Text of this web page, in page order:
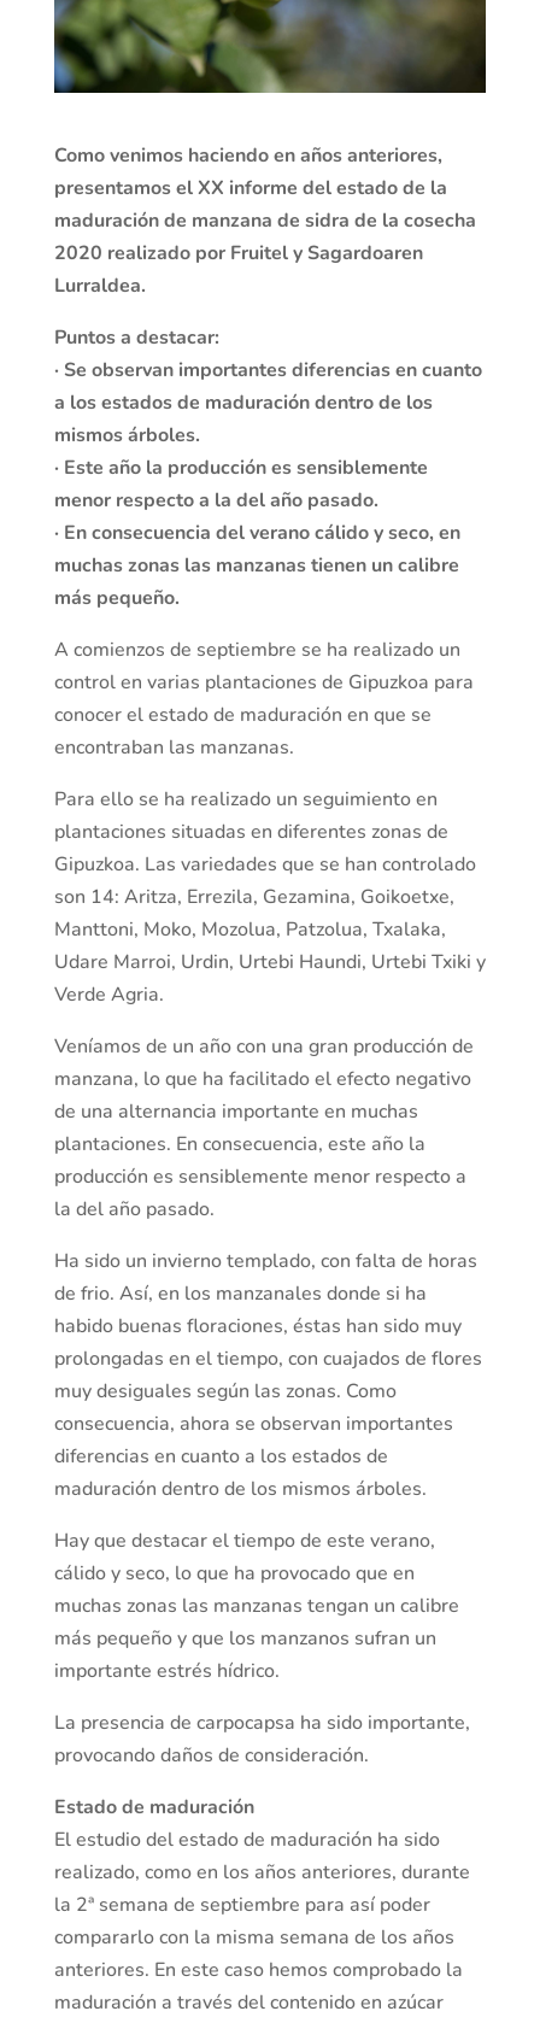
Como venimos haciendo en años anteriores,
presentamos el XX informe del estado de la
maduración de manzana de sidra de la cosecha
2020 realizado por Fruitel y Sagardoaren
Lurraldea.
Puntos a destacar:
· Se observan importantes diferencias en cuanto
a los estados de maduración dentro de los
mismos árboles.
· Este año la producción es sensiblemente
menor respecto a la del año pasado.
· En consecuencia del verano cálido y seco, en
muchas zonas las manzanas tienen un calibre
más pequeño.
A comienzos de septiembre se ha realizado un
control en varias plantaciones de Gipuzkoa para
conocer el estado de maduración en que se
encontraban las manzanas.
Para ello se ha realizado un seguimiento en
plantaciones situadas en diferentes zonas de
Gipuzkoa. Las variedades que se han controlado
son 14: Aritza, Errezila, Gezamina, Goikoetxe,
Manttoni, Moko, Mozolua, Patzolua, Txalaka,
Udare Marroi, Urdin, Urtebi Haundi, Urtebi Txiki y
Verde Agria.
Veníamos de un año con una gran producción de
manzana, lo que ha facilitado el efecto negativo
de una alternancia importante en muchas
plantaciones. En consecuencia, este año la
producción es sensiblemente menor respecto a
la del año pasado.
Ha sido un invierno templado, con falta de horas
de frio. Así, en los manzanales donde si ha
habido buenas floraciones, éstas han sido muy
prolongadas en el tiempo, con cuajados de flores
muy desiguales según las zonas. Como
consecuencia, ahora se observan importantes
diferencias en cuanto a los estados de
maduración dentro de los mismos árboles.
Hay que destacar el tiempo de este verano,
cálido y seco, lo que ha provocado que en
muchas zonas las manzanas tengan un calibre
más pequeño y que los manzanos sufran un
importante estrés hídrico.
La presencia de carpocapsa ha sido importante,
provocando daños de consideración.
Estado de maduración
El estudio del estado de maduración ha sido
realizado, como en los años anteriores, durante
la 2ª semana de septiembre para así poder
compararlo con la misma semana de los años
anteriores. En este caso hemos comprobado la
maduración a través del contenido en azúcar